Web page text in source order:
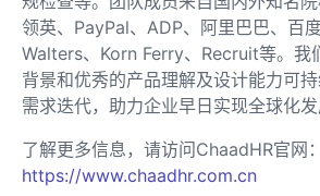
领英、PayPal、ADP、阿里巴巴、百
Walters、Korn Ferry、Recruit等。我
背景和优秀的产品理解及设计能力可
需求迭代，助力企业早日实现全球化发
了解更多信息，请访问ChaadHR官网：
https://www.chaadhr.com.cn